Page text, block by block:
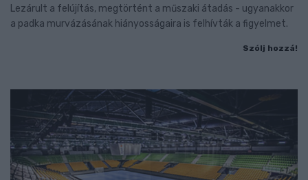
Lezárult a felújítás, megtörtént a műszaki átadás - ugyanakkor
a padka murvázásának hiányosságaira is felhívták a figyelmet.
Szólj hozzá!